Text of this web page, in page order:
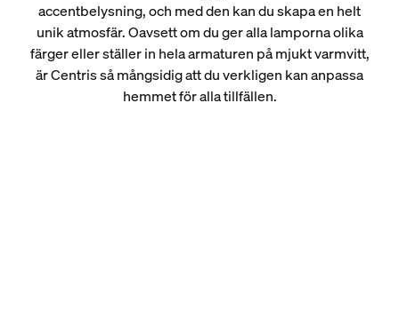
accentbelysning, och med den kan du skapa en helt
unik atmosfär. Oavsett om du ger alla lamporna olika
färger eller ställer in hela armaturen på mjukt varmvitt,
är Centris så mångsidig att du verkligen kan anpassa
hemmet för alla tillfällen.